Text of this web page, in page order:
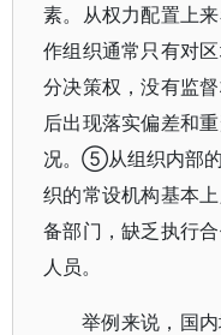
素。从权力配置上
作组织通常只有对
分决策权，没有监
后出现落实偏差和
况。⑤从组织内部
织的常设机构基本
备部门，缺乏执行
人员。
举例来说，国